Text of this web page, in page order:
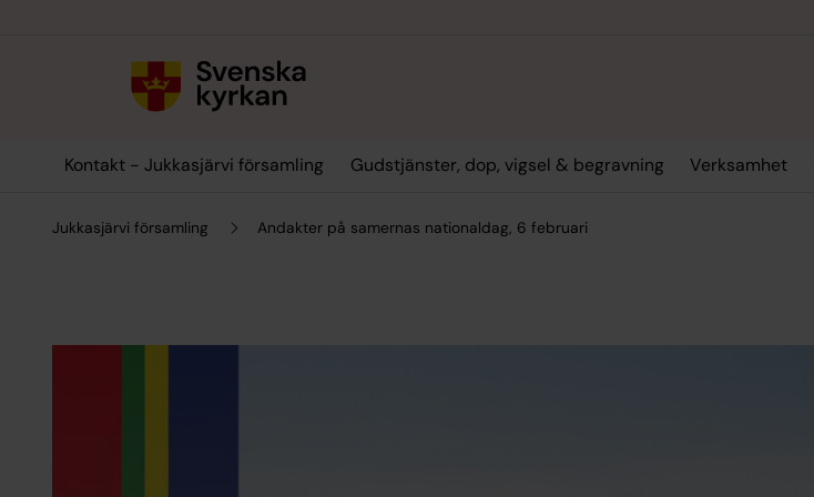
Kontakt - Jukkasjärvi församling Gudstjänster, dop, vigsel & begravning Verksamhet
Jukkasjärvi församling Andakter på samernas nationaldag, 6 februari